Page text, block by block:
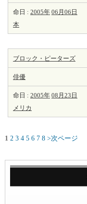
命日 : 2005年 06月06日
本
ブロック・ピーターズ
俳優
命日 : 2005年 08月23日
メリカ
1 2 3 4 5 6 7 8 >次ページ